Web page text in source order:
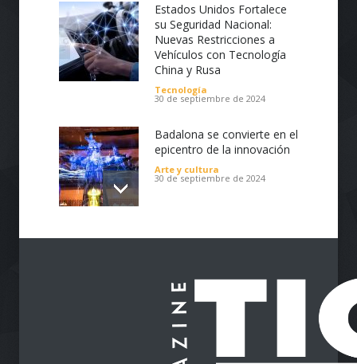
Estados Unidos Fortalece
su Seguridad Nacional:
Nuevas Restricciones a
Vehículos con Tecnología
China y Rusa
Tecnología
30 de septiembre de 2024
Badalona se convierte en el
epicentro de la innovación
Arte y cultura
30 de septiembre de 2024
Impulsa tu Negocio con
llega al Cesar
Emprendimiento
28 de septiembre de 2024
Protegiendo nuestra visión